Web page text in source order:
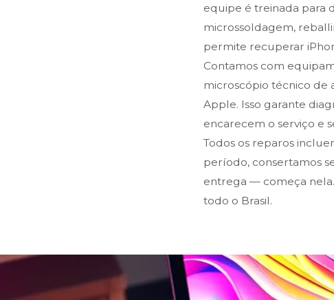
equipe é treinada para
microssoldagem,
permite recuperar
Contamos com
microscópio técnico de
Apple. Isso garante
encarecem o serviço e
Todos os reparos
período, consertamos
entrega — começa
todo o Brasil.